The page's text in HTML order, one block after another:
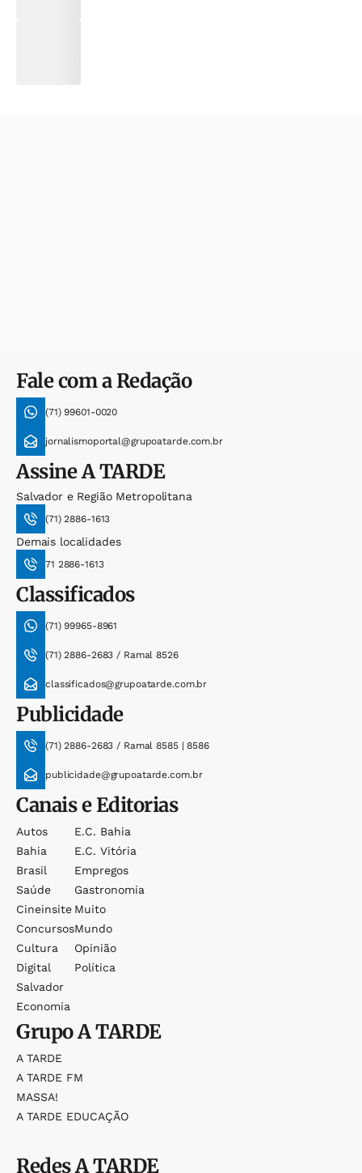
Fale com a Redação
(71) 99601-0020
jornalismoportal@grupoatarde.com.br
AssineA TARDE
Salvador e Região Metropolitana
(71) 2886-1613
Demais localidades
71 2886-1613
Classificados
(71) 99965-8961
(71) 2886-2683 / Ramal 8526
classificados@grupoatarde.com.br
Publicidade
(71) 2886-2683 / Ramal 8585 | 8586
publicidade@grupoatarde.com.br
Canais e Editorias
Autos
Bahia
Brasil
Saúde
Cineinsite
Concursos
Cultura
Digital
Salvador
Economia
E.c. Bahia
E.c. Vitória
Empregos
Gastronomia
Muito
Mundo
Opinião
Política
GrupoA TARDE
A TARDE
A TARDE FM
MASSA!
A TARDE EDUCAÇÃO
RedesA TARDE